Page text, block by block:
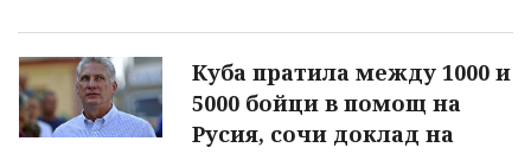
Куба пратила между 1000 и
5000 бойци в помощ на
Русия, сочи доклад на